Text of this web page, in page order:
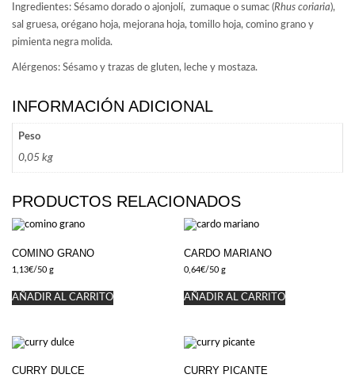
Ingredientes: Sésamo dorado o ajonjolí, zumaque o sumac (Rhus coriaria),
sal gruesa, orégano hoja, mejorana hoja, tomillo hoja, comino grano y
pimienta negra molida.
Alérgenos: Sésamo y trazas de gluten, leche y mostaza.
INFORMACIÓN ADICIONAL
Peso
0,05 kg
PRODUCTOS RELACIONADOS
COMINO GRANO
1,13€/50 g
AÑADIR AL CARRITO
CARDO MARIANO
0,64€/50 g
AÑADIR AL CARRITO
CURRY DULCE CURRY PICANTE